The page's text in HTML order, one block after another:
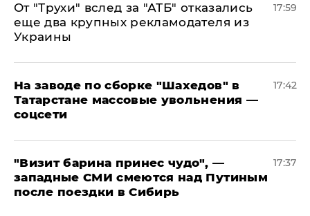
От "Трухи" вслед за "АТБ" отказались
еще два крупных рекламодателя из
Украины
17:59
На заводе по сборке "Шахедов" в
Татарстане массовые увольнения —
соцсети
17:42
"Визит барина принес чудо", —
западные СМИ смеются над Путиным
после поездки в Сибирь
17:37